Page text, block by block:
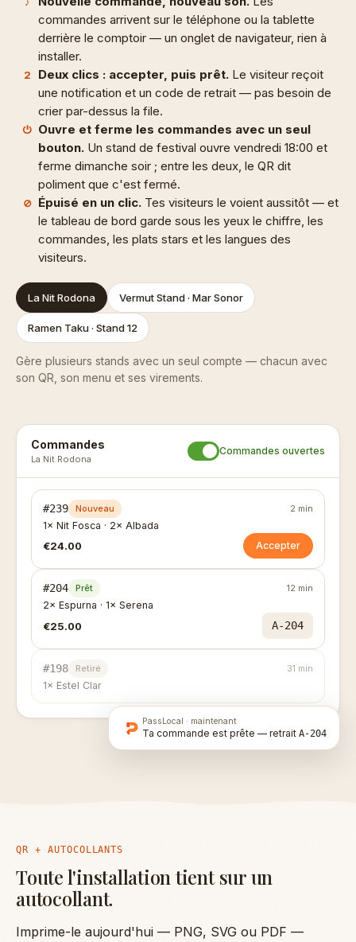
commandes arrivent sur le téléphone ou la tablette
derrière le comptoir — un onglet de navigateur, rien à
installer.
2 Deux clics : accepter, puis prêt. Le visiteur reçoit
une notification et un code de retrait — pas besoin de
crier par-dessus la file.
⏻ Ouvre et ferme les commandes avec un seul
bouton. Un stand de festival ouvre vendredi 18:00 et
ferme dimanche soir ; entre les deux, le QR dit
poliment que c'est fermé.
⊘ Épuisé en un clic. Tes visiteurs le voient aussitôt — et
le tableau de bord garde sous les yeux le chiffre, les
commandes, les plats stars et les langues des
visiteurs.
La Nit Rodona Vermut Stand · Mar Sonor
Ramen Taku · Stand 12
Gère plusieurs stands avec un seul compte — chacun avec
son QR, son menu et ses virements.
Commandes
La Nit Rodona
Commandes ouvertes
#239 Nouveau 2 min
1× Nit Fosca · 2× Albada
€24.00 Accepter
#204 Prêt 12 min
2× Espurna · 1× Serena
€25.00 A-204
#198 Retiré 31 min
1× Estel Clar
PassLocal · maintenant
Ta commande est prête — retrait A-204
QR + AUTOCOLLANTS
Toute l'installation tient sur un
autocollant.
Imprime-le aujourd'hui — PNG, SVG ou PDF —